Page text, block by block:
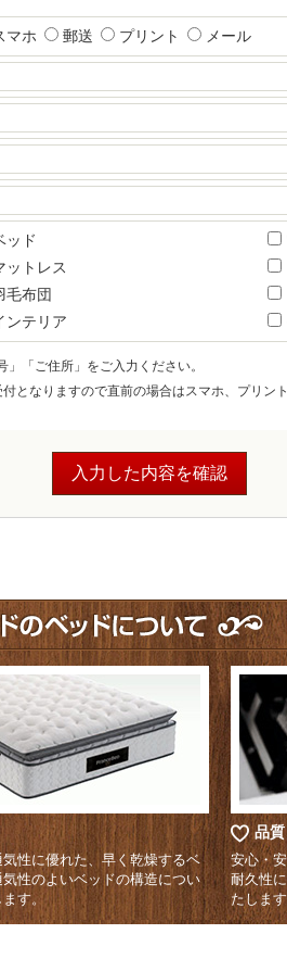
マホ 郵送 プリント メール
ッド
ットレス
毛布団
ンテリア
「ご住所」をご入力ください。
となりますので直前の場合はスマホ、プリン
性に優れた、早く乾燥するベ
性のよいベッドの構造につい
す。
品
安心・
耐久性
たしま